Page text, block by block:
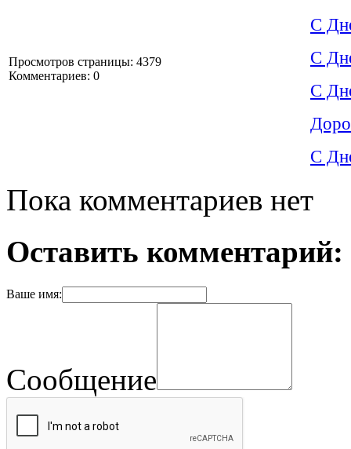
Просмотров страницы: 4379
Комментариев: 0
С
С
С
С
Пока комментариев нет
Оставить комментарий:
Ваше имя:
Сообщение